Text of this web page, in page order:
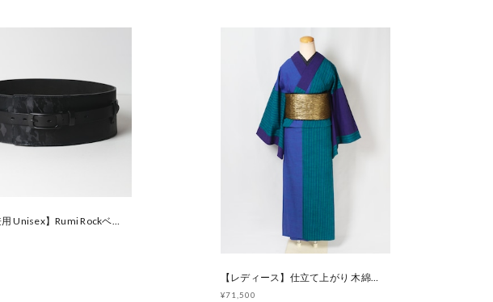
【男女兼用 Unisex】Rumi Rockベルト帯 カモブラック [E1465 E1466]
【レディース】仕立て上がり 木綿着物 パズルカラー [B1258]
¥71,500